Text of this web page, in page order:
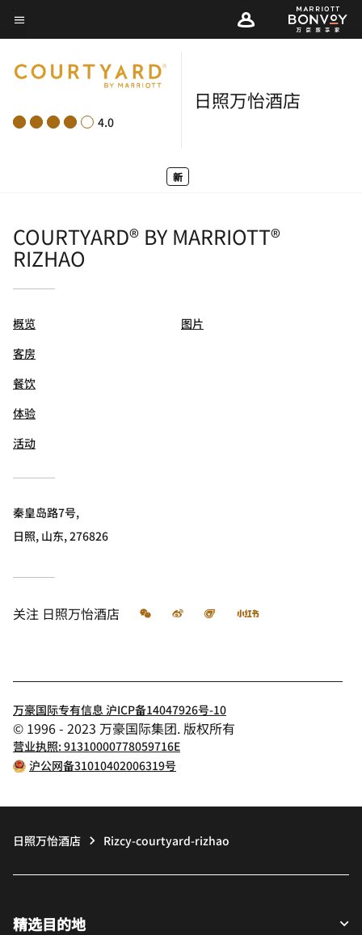
Skip
to
content
菜单文本
4.0
日照万怡酒店
新
COURTYARD® BY MARRIOTT®
RIZHAO
概览
客房
餐饮
体验
活动
图片
秦皇岛路7号,
日照, 山东, 276826
关注 日照万怡酒店 微信 微博 飞猪 小红书
万豪国际专有信息 沪ICP备14047926号-10
© 1996 - 2023 万豪国际集团. 版权所有
营业执照: 91310000778059716E
沪公网备31010402006319号
日照万怡酒店 Rizcy-courtyard-rizhao
精选目的地